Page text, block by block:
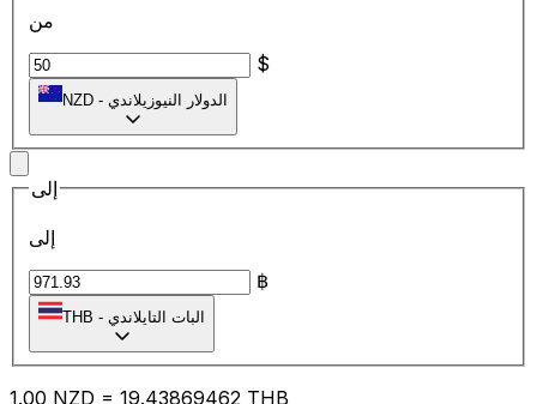
من
$
NZD - الدولار النيوزيلاندي
إلى
إلى
฿
THB - البات التايلاندي
1.00 NZD = 19.43869462 THB